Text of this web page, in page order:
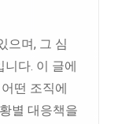
으며, 그 심
다. 이 글에
떤 조직에
별 대응책을